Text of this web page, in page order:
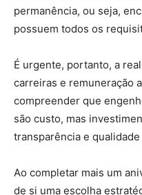
permanência, ou seja,
possuem todos os
É urgente, portanto, a
carreiras e remuneração
compreender que
são custo, mas
transparência e qualidade
Ao completar mais um
de si uma escolha